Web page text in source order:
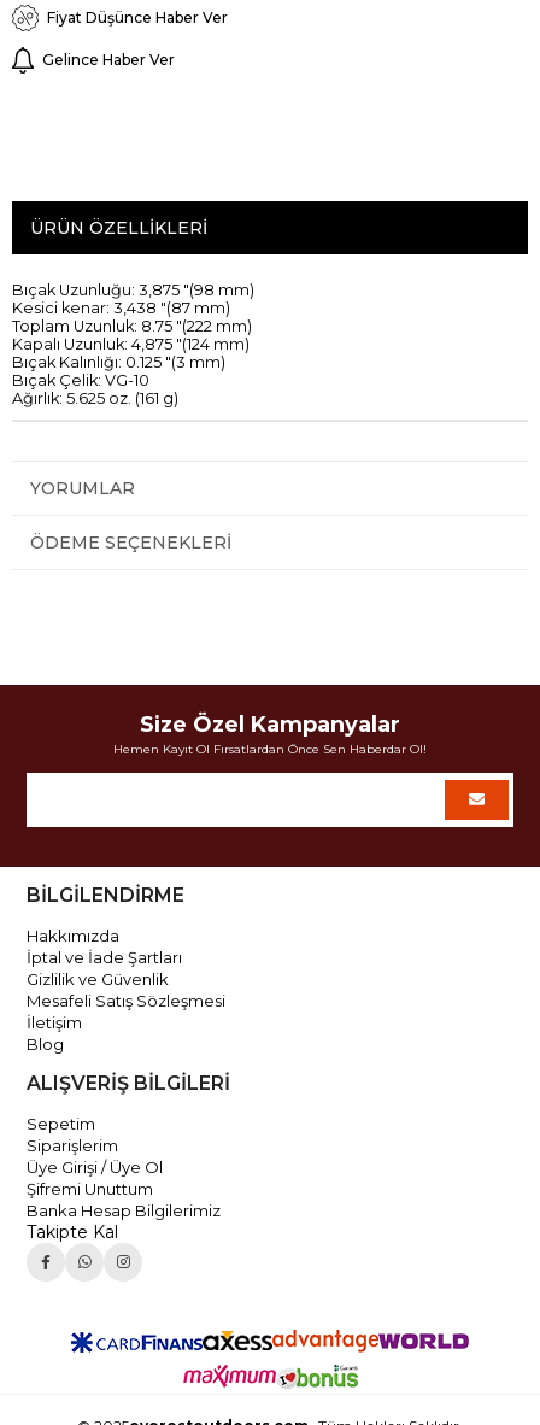
Fiyat Düşünce Haber Ver
Gelince Haber Ver
ÜRÜN ÖZELLIKLERI
Bıçak Uzunluğu: 3,875 "(98 mm)
Kesici kenar: 3,438 "(87 mm)
Toplam Uzunluk: 8.75 "(222 mm)
Kapalı Uzunluk: 4,875 "(124 mm)
Bıçak Kalınlığı: 0.125 "(3 mm)
Bıçak Çelik: VG-10
Ağırlık: 5.625 oz. (161 g)
YORUMLAR
ÖDEME SEÇENEKLERI
Size Özel Kampanyalar
Hemen Kayıt Ol Fırsatlardan Önce Sen Haberdar Ol!
BİLGİLENDİRME
Hakkımızda
İptal ve İade Şartları
Gizlilik ve Güvenlik
Mesafeli Satış Sözleşmesi
İletişim
Blog
ALIŞVERİŞ BİLGİLERİ
Sepetim
Siparişlerim
Üye Girişi / Üye Ol
Şifremi Unuttum
Banka Hesap Bilgilerimiz
Takipte Kal